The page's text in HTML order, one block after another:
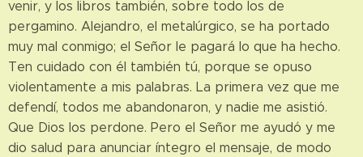
venir, y los libros también, sobre todo los de
pergamino. Alejandro, el metalúrgico, se ha portado
muy mal conmigo; el Señor le pagará lo que ha hecho.
Ten cuidado con él también tú, porque se opuso
violentamente a mis palabras. La primera vez que me
defendí, todos me abandonaron, y nadie me asistió.
Que Dios los perdone. Pero el Señor me ayudó y me
dio salud para anunciar íntegro el mensaje, de modo